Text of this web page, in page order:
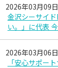
2026年03月09日
金沢シーサイ
い。」に代表
2026年03月06日
「安心サポー